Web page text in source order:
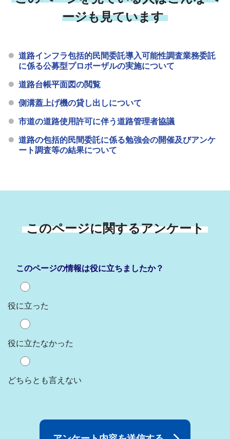
ージも見ています
道路インフラ包括的民間委託導入可能性調査業務委託
に係る公募型プロポーザルの実施について
道路台帳平面図の閲覧
側溝蓋上げ機の貸し出しについて
市道の道路使用許可に伴う道路管理者協議
道路の包括的民間委託に係る勉強会の開催及びアンケ
ート調査等の結果について
このページに関するアンケート
このページの情報は役に立ちましたか？
役に立った
役に立たなかった
どちらとも言えない